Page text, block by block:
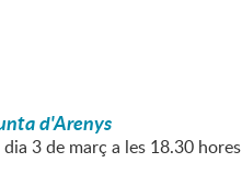
d'Arenys
3 de març a les 18.30 hores